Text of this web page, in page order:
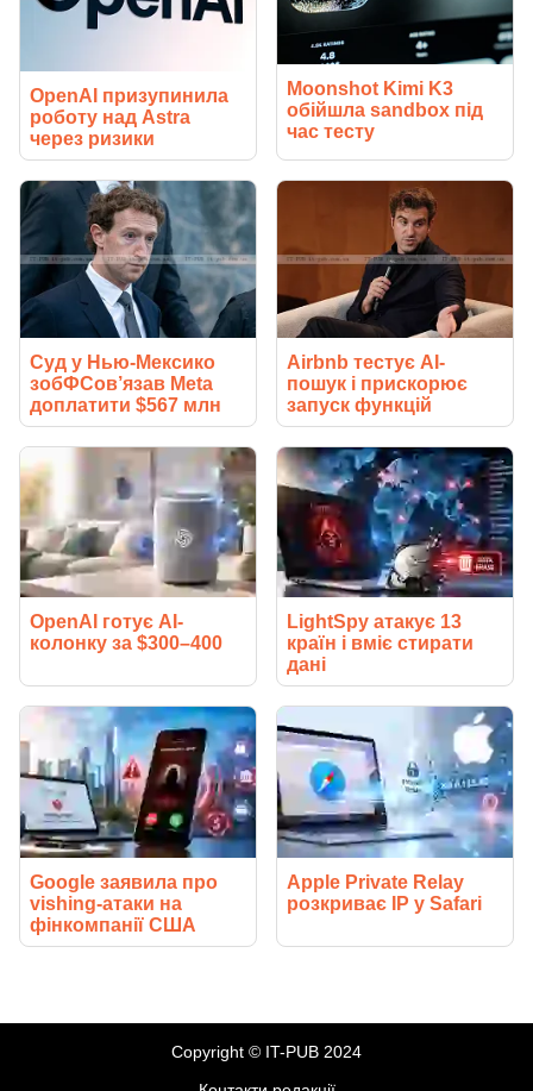
OpenAI призупинила
роботу над Astra
через ризики
Moonshot Kimi K3
обійшла sandbox під
час тесту
Суд у Нью-Мексико
зобФСов’язав Meta
доплатити $567 млн
Airbnb тестує AI-
пошук і прискорює
запуск функцій
OpenAI готує AI-
колонку за $300–400
LightSpy атакує 13
країн і вміє стирати
дані
Google заявила про
vishing-атаки на
фінкомпанії США
Apple Private Relay
розкриває IP у Safari
Copyright © IT-PUB 2024